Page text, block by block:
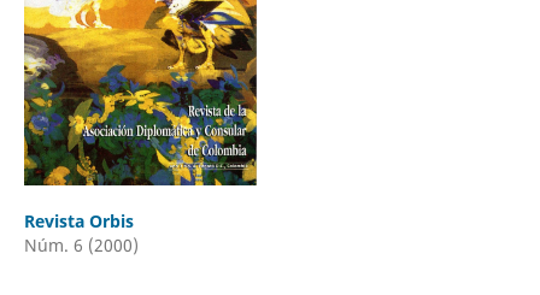
Revista Orbis
Núm. 6 (2000)